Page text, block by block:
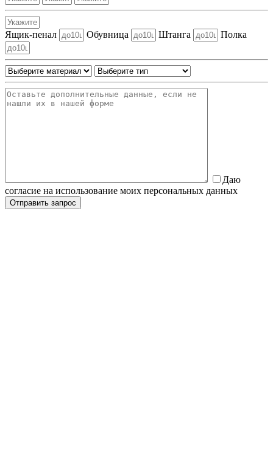
Ящик-пенал Обувница Штанга Полка
Даю
согласие на использование моих персональных данных